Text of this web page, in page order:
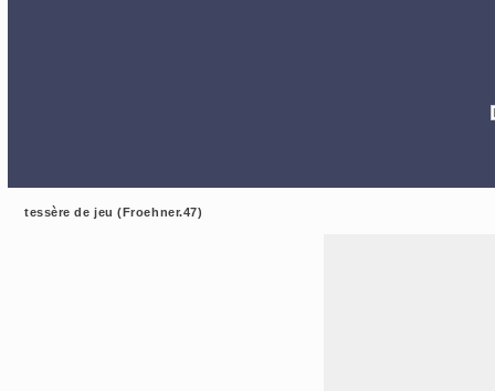
tessère de jeu (Froehner.47)